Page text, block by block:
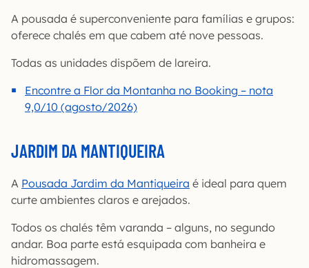
A pousada é superconveniente para famílias e grupos:
oferece chalés em que cabem até nove pessoas.
Todas as unidades dispõem de lareira.
Encontre a Flor da Montanha no Booking – nota
9,0/10 (agosto/2026)
JARDIM DA MANTIQUEIRA
A Pousada Jardim da Mantiqueira é ideal para quem
curte ambientes claros e arejados.
Todos os chalés têm varanda – alguns, no segundo
andar. Boa parte está esquipada com banheira e
hidromassagem.